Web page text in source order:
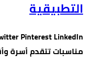
التطبيقية
مناسبات تتقدم أسرة